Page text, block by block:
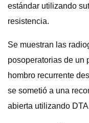
estándar utilizando
resistencia.
Se muestran las
posoperatorias de un
hombro recurrente
se sometió a una
abierta utilizando